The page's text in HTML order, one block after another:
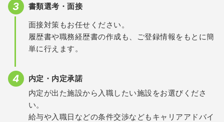
書類選考・面接
面接対策もお任せください。
履歴書や職務経歴書の作成も、ご登録情報をもとに簡
単に行えます。
内定・内定承諾
内定が出た施設から入職したい施設をお選びくださ
い。
給与や入職日などの条件交渉などもキャリアアドバイ